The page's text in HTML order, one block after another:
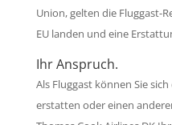
Union, gelten die Fluggast-
EU landen und eine
Ihr Anspruch.
Als Fluggast können Sie
erstatten oder einen